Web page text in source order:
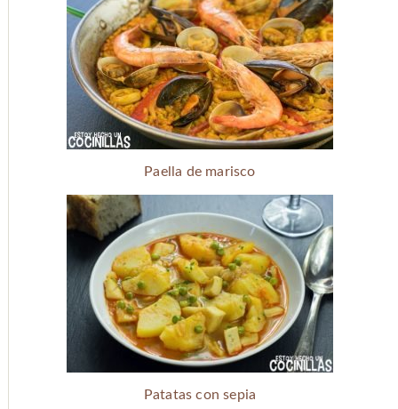
Paella de marisco
Patatas con sepia